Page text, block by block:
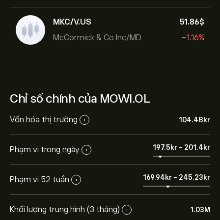
MKC/V.US
McCormick & Co Inc/MD
51.86‎$‎
-1.16%
Chỉ số chính của MOWI.OL
Vốn hóa thị trường i 104.4B‎kr‎
Phạm vi trong ngày i 197.5‎kr‎ - 201.4‎kr‎
Phạm vi 52 tuần i 169.94‎kr‎ - 245.23‎kr‎
Khối lượng trung hình (3 tháng) i 1.03M